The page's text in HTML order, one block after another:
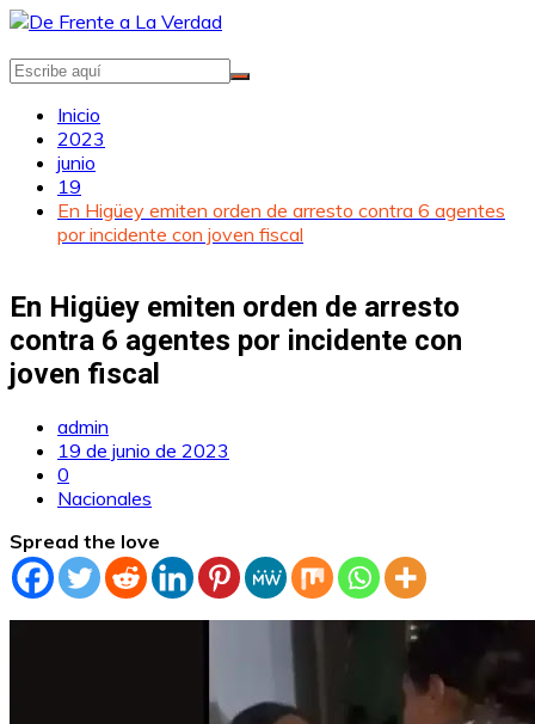
Saltar
contenido
Inicio
2023
junio
19
En Higüey emiten orden de arresto contra 6 agentes
por incidente con joven fiscal
En Higüey emiten orden de arresto
contra 6 agentes por incidente con
joven fiscal
admin
19 de junio de 2023
0
Nacionales
Spread the love